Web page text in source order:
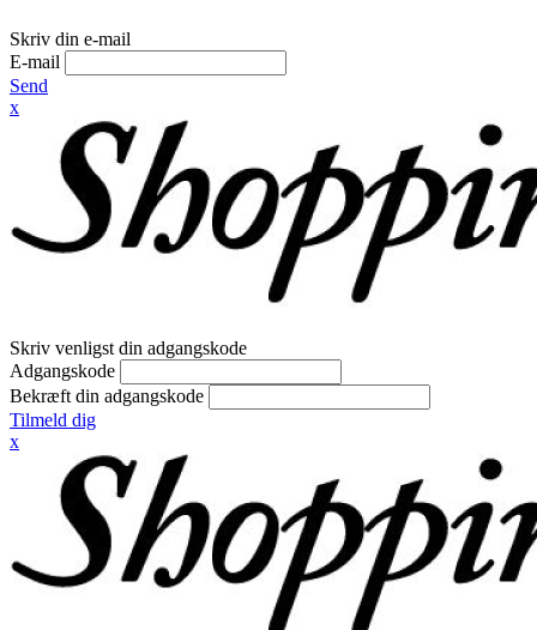
Skriv din e-mail
E-mail
Send
x
Skriv venligst din adgangskode
Adgangskode
Bekræft din adgangskode
Tilmeld dig
x